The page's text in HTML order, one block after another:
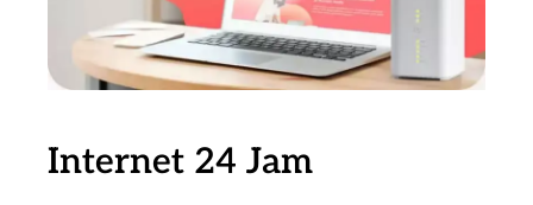
Internet 24 Jam